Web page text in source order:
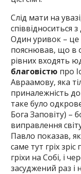
Слід мати на
співвідноситься
Один уривок – це
пояснював, що в
рівних входять
благовістю про
Авраамову, яка
приналежність
таке було
Бога Заповіту) –
виправлення
Павло показав,
саме тут гріх
гріхи на Собі, і
засуджений раз і